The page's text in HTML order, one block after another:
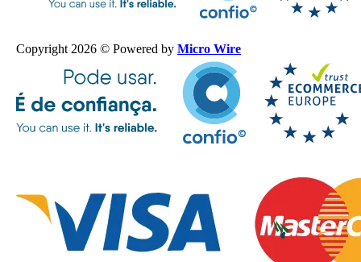
Copyright 2026 © Powered by Micro Wire